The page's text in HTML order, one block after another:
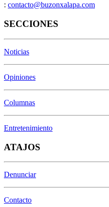
: contacto@buzonxalapa.com
SECCIONES
Noticias
Opiniones
Columnas
Entretenimiento
ATAJOS
Denunciar
Contacto